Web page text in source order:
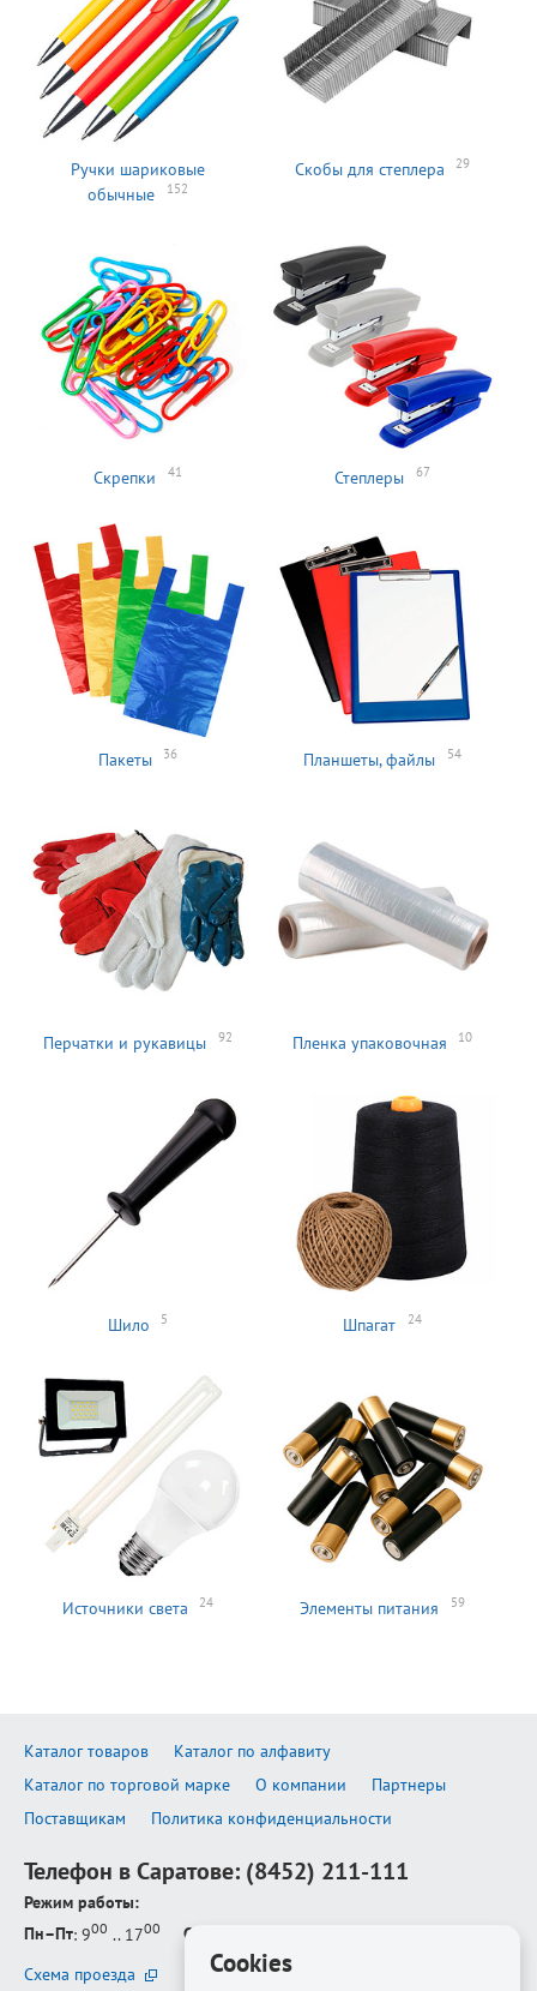
Ручки шариковые
обычные
152
Скобы для степлера 29
Скрепки 41 Степлеры 67
Пакеты 36 Планшеты, файлы 54
Перчатки и рукавицы 92 Пленка упаковочная 10
Шило 5 Шпагат 24
Источники света 24 Элементы питания 59
Каталог товаров
Каталог по алфавиту
Каталог по торговой марке
О компании
Партнеры
Поставщикам
Политика конфиденциальности
Телефон в Саратове: (8452) 211-111
Режим работы:
Пн–Пт: 900 .. 1700 Сб–Вс
Схема проезда
Cookies